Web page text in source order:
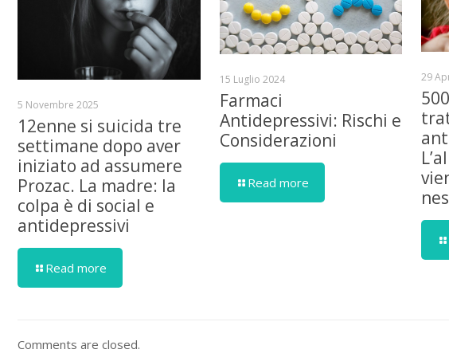
5 Novembre 2025
12enne si suicida tre
settimane dopo aver
iniziato ad assumere
Prozac. La madre: la
colpa è di social e
antidepressivi
Read more
15 Luglio 2024
Farmaci
Antidepressivi: Rischi e
Considerazioni
Read more
29
Comments are closed.